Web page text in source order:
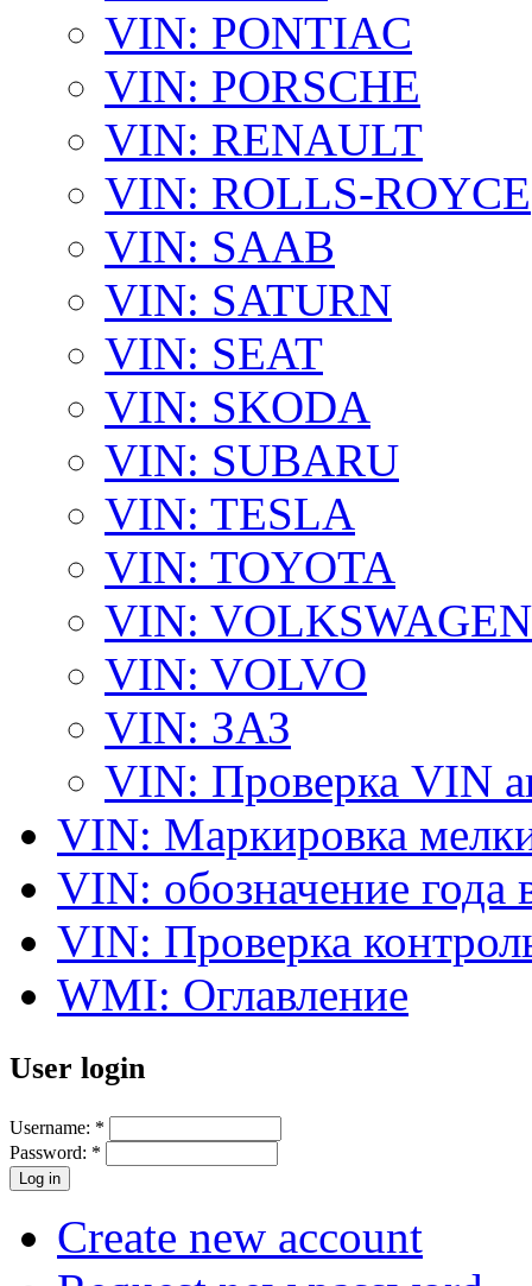
VIN: PONTIAC
VIN: PORSCHE
VIN: RENAULT
VIN: ROLLS-ROYCE
VIN: SAAB
VIN: SATURN
VIN: SEAT
VIN: SKODA
VIN: SUBARU
VIN: TESLA
VIN: TOYOTA
VIN: VOLKSWAGEN
VIN: VOLVO
VIN: ЗАЗ
VIN: Проверка VIN
VIN: Маркировка
VIN: обозначение года
VIN: Проверка
WMI: Оглавление
User login
Username: *
Password: *
Create new account